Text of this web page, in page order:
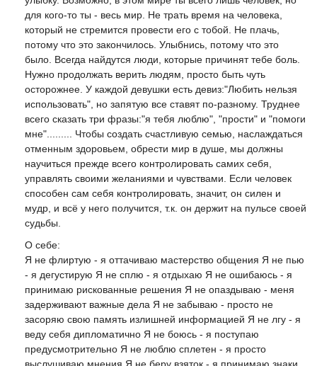
для кого-то ты - весь мир. Не трать время на человека,
который не стремится провести его с тобой. Не плачь,
потому что это закончилось. Улыбнись, потому что это
было. Всегда найдутся люди, которые причинят тебе боль.
Нужно продолжать верить людям, просто быть чуть
осторожнее. У каждой девушки есть девиз:"Любить нельзя
использовать", но запятую все ставят по-разному. Труднее
всего сказать три фразы:"я тебя люблю", "прости" и "помоги
мне"......... Чтобы создать счастливую семью, наслаждаться
отменным здоровьем, обрести мир в душе, мы должны
научиться прежде всего контролировать самих себя,
управлять своими желаниями и чувствами. Если человек
способен сам себя контролировать, значит, он силен и
мудр, и всё у него получится, т.к. он держит на пульсе своей
судьбы.
О себе:
Я не флиртую - я оттачиваю мастерство общения Я не пью
- я дегустирую Я не сплю - я отдыхаю Я не ошибаюсь - я
принимаю рискованные решения Я не опаздываю - меня
задерживают важные дела Я не забываю - просто не
засоряю свою память излишней информацией Я не лгу - я
веду себя дипломатично Я не боюсь - я поступаю
предусмотрительно Я не люблю сплетен - я просто